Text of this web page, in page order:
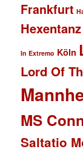
Frankfurt
In Extremo Köln
Lord Of
MS
Saltatio